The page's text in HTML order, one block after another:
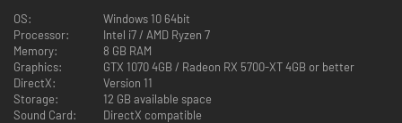
Verken de wereld en los interessante puzzels op om de waarheid te
ontdekken en verder te gaan met het avontuur. Verzamel unieke
verzamelobjecten om een alternatief einde te ontgrendelen.
Verbind je met je draakvormige sjaal die jou, met behulp van verschillende
vaardigheden, zoals het zweefvliegtuig, de dubbele sprong en de liaan, zal
helpen de mythologie achter de wereld te ontdekken.
OS:
Windows 10 64bit
Processor:
Intel i7 / AMD Ryzen 7
Memory:
8 GB RAM
Graphics:
GTX 1070 4GB / Radeon RX 5700-XT 4GB or better
DirectX:
Version 11
Storage:
12 GB available space
Sound Card:
DirectX compatible